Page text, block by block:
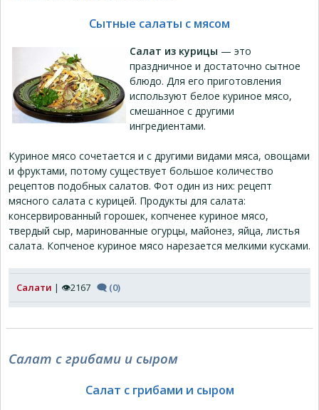
Сытные салаты с мясом
Салат из курицы — это
праздничное и достаточно сытное
блюдо. Для его приготовления
используют белое куриное мясо,
смешанное с другими
ингредиентами.
Куриное мясо сочетается и с другими видами мяса, овощами
и фруктами, потому существует большое количество
рецептов подобных салатов. Фот один из них: рецепт
мясного салата с курицей. Продукты для салата:
консервированный горошек, копченее куриное мясо,
твердый сыр, маринованные огурцы, майонез, яйца, листья
салата. Копченое куриное мясо нарезается мелкими кусками.
Салати | 👁2167 🗨 (0)
Салат с грибами и сыром
Салат с грибами и сыром